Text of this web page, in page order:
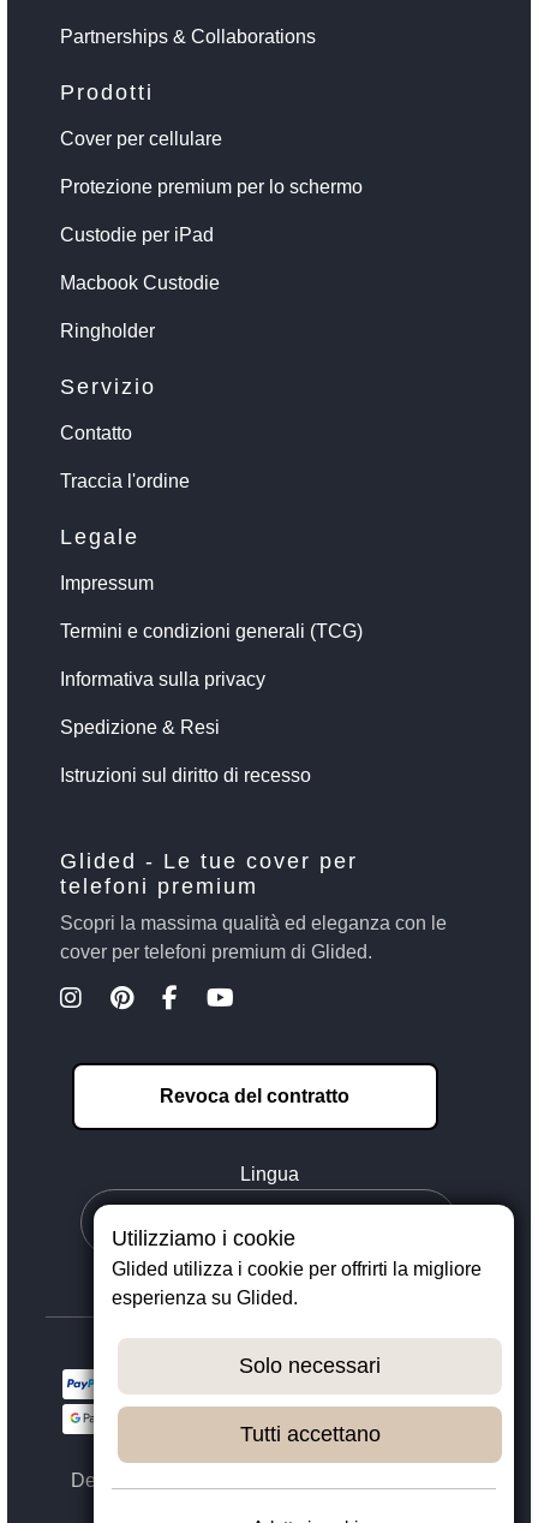
Partnerships & Collaborations
Prodotti
Cover per cellulare
Protezione premium per lo schermo
Custodie per iPad
Macbook Custodie
Ringholder
Servizio
Contatto
Traccia l'ordine
Legale
Impressum
Termini e condizioni generali (TCG)
Informativa sulla privacy
Spedizione & Resi
Istruzioni sul diritto di recesso
Glided - Le tue cover per
telefoni premium
Scopri la massima qualità ed eleganza con le
cover per telefoni premium di Glided.
Revoca del contratto
Lingua
Designed with ❤️ in Dortmund - © 2023 - 2026,
Utilizziamo i cookie
Glided utilizza i cookie per offrirti la migliore
esperienza su Glided.
Solo necessari
Tutti accettano